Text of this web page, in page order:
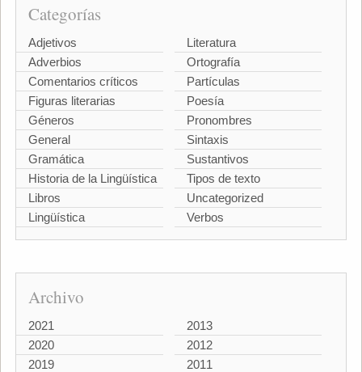
Categorías
Adjetivos
Adverbios
Comentarios críticos
Figuras literarias
Géneros
General
Gramática
Historia de la Lingüística
Libros
Lingüística
Literatura
Ortografía
Partículas
Poesía
Pronombres
Sintaxis
Sustantivos
Tipos de texto
Uncategorized
Verbos
Archivo
2021
2020
2019
2013
2012
2011